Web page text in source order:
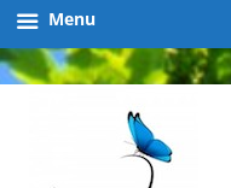
Menu